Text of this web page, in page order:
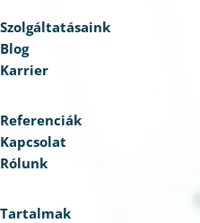
Szolgáltatásaink
Blog
Karrier
Referenciák
Kapcsolat
Rólunk
Tartalmak